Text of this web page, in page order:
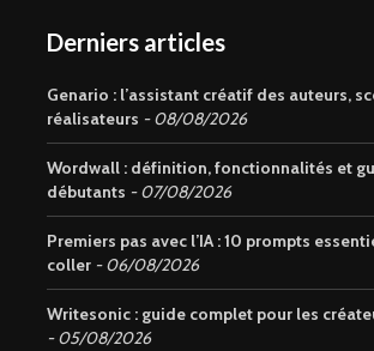
Derniers articles
Genario : l’assistant créatif des auteurs,
réalisateurs
08/08/2026
Wordwall : définition, fonctionnalités et
débutants
07/08/2026
Premiers pas avec l’IA : 10 prompts
coller
06/08/2026
Writesonic : guide complet pour les
05/08/2026